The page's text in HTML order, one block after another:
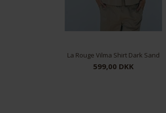
La Rouge Vilma Shirt Dark Sand
599,00 DKK